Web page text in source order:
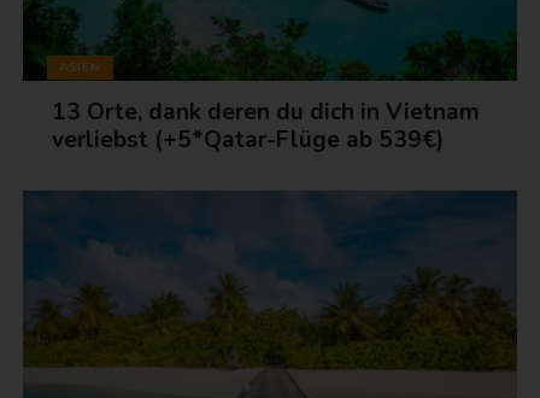
ASIEN
13 Orte, dank deren du dich in Vietnam
verliebst (+5*Qatar-Flüge ab 539€)